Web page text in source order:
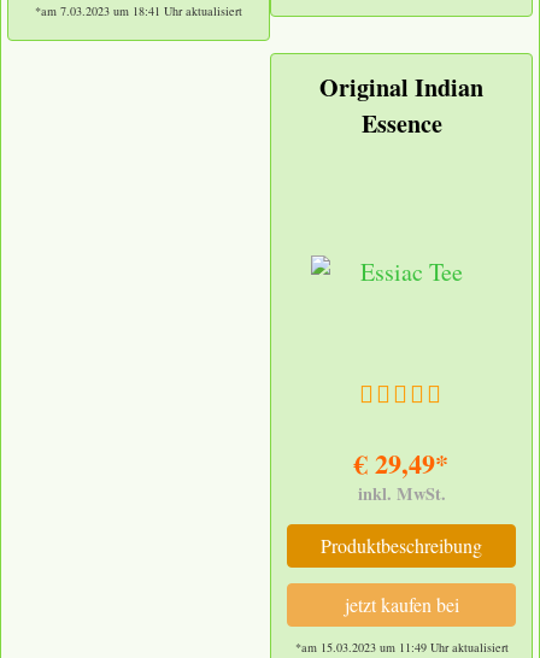
*am 7.03.2023 um 18:41 Uhr aktualisiert
Original Indian
Essence
€ 29,49*
inkl. MwSt.
Produktbeschreibung
jetzt kaufen bei
*am 15.03.2023 um 11:49 Uhr aktualisiert